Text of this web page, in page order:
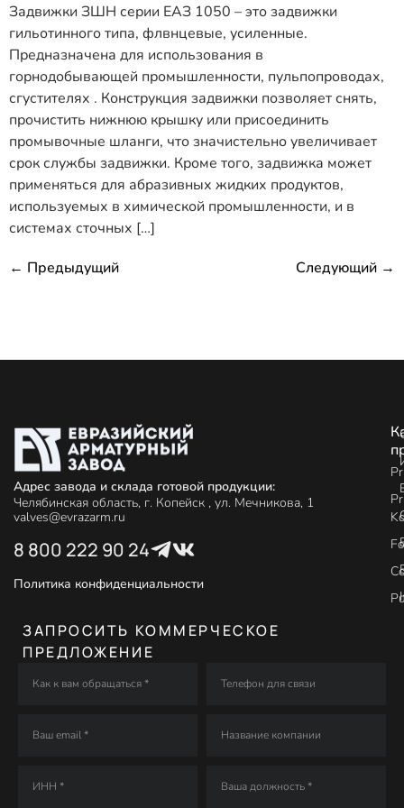
Задвижки ЗШН серии ЕАЗ 1050 – это задвижки
гильотинного типа, флвнцевые, усиленные.
Предназначена для использования в
горнодобывающей промышленности, пульпопроводах,
сгустителях . Конструкция задвижки позволяет снять,
прочистить нижнюю крышку или присоединить
промывочные шланги, что значистельно увеличивает
срок службы задвижки. Кроме того, задвижка может
применяться для абразивных жидких продуктов,
используемых в химической промышленности, и в
системах сточных […]
← Предыдущий Следующий →
Адрес завода и склада готовой продукции:
Челябинская область, г. Копейск , ул. Мечникова, 1
valves@evrazarm.ru
8 800 222 90 24
Политика конфиденциальности
ЗАПРОСИТЬ КОММЕРЧЕСКОЕ
ПРЕДЛОЖЕНИЕ